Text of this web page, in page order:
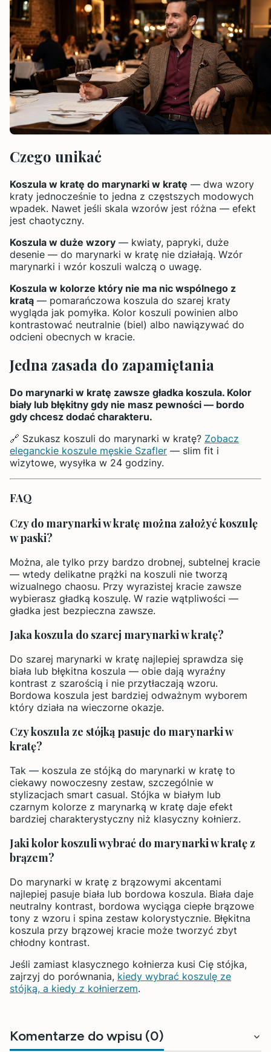
Czego unikać
Koszula w kratę do marynarki w kratę — dwa wzory
kraty jednocześnie to jedna z częstszych modowych
wpadek. Nawet jeśli skala wzorów jest różna — efekt
jest chaotyczny.
Koszula w duże wzory — kwiaty, papryki, duże
desenie — do marynarki w kratę nie działają. Wzór
marynarki i wzór koszuli walczą o uwagę.
Koszula w kolorze który nie ma nic wspólnego z
kratą — pomarańczowa koszula do szarej kraty
wygląda jak pomyłka. Kolor koszuli powinien albo
kontrastować neutralnie (biel) albo nawiązywać do
odcieni obecnych w kracie.
Jedna zasada do zapamiętania
Do marynarki w kratę zawsze gładka koszula. Kolor
biały lub błękitny gdy nie masz pewności — bordo
gdy chcesz dodać charakteru.
🔗 Szukasz koszuli do marynarki w kratę? Zobacz
eleganckie koszule męskie Szafler — slim fit i
wizytowe, wysyłka w 24 godziny.
FAQ
Czy do marynarki w kratę można założyć koszulę
w paski?
Można, ale tylko przy bardzo drobnej, subtelnej kracie
— wtedy delikatne prążki na koszuli nie tworzą
wizualnego chaosu. Przy wyrazistej kracie zawsze
wybierasz gładką koszulę. W razie wątpliwości —
gładka jest bezpieczna zawsze.
Jaka koszula do szarej marynarki w kratę?
Do szarej marynarki w kratę najlepiej sprawdza się
biała lub błękitna koszula — obie dają wyraźny
kontrast z szarością i nie przytłaczają wzoru.
Bordowa koszula jest bardziej odważnym wyborem
który działa na wieczorne okazje.
Czy koszula ze stójką pasuje do marynarki w
kratę?
Tak — koszula ze stójką do marynarki w kratę to
ciekawy nowoczesny zestaw, szczególnie w
stylizacjach smart casual. Stójka w białym lub
czarnym kolorze z marynarką w kratę daje efekt
bardziej charakterystyczny niż klasyczny kołnierz.
Jaki kolor koszuli wybrać do marynarki w kratę z
brązem?
Do marynarki w kratę z brązowymi akcentami
najlepiej pasuje biała lub bordowa koszula. Biała daje
neutralny kontrast, bordowa wyciąga ciepłe brązowe
tony z wzoru i spina zestaw kolorystycznie. Błękitna
koszula przy brązowej kracie może tworzyć zbyt
chłodny kontrast.
Jeśli zamiast klasycznego kołnierza kusi Cię stójka,
zajrzyj do porównania, kiedy wybrać koszulę ze
stójką, a kiedy z kołnierzem.
Komentarze do wpisu (0)